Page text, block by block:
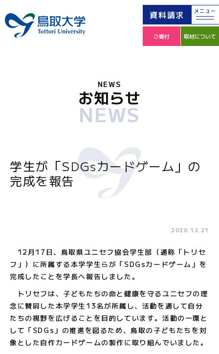
資料請求 メニュー
ご寄付 取材について
NEWS
お知らせ
NEWS
学生が「SDGsカードゲーム」の
完成を報告
2020.12.21
12 月17日、鳥取県ユニセフ協会学生部（通称「トリセ
フ」）に所属する本学学生らが「SDGsカードゲーム」を
完成したことを学長へ報告しました。
トリセフは、子どもたちの命と健康を守るユニセフの理
念に賛同した本学学生13名が所属し、活動を通して自分
たちの視野を広げることを目的しています。活動の一環と
して「SDGs」の推進を図るため、鳥取の子どもたちを対
象とした自作カードゲームの製作に取り組んでいました。